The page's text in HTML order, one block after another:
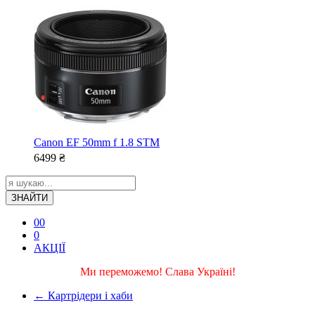
Canon EF 50mm f 1.8 STM
6499 ₴
ЗНАЙТИ
00
0
АКЦІЇ
Ми переможемо! Слава Україні!
← Картрідери і хаби